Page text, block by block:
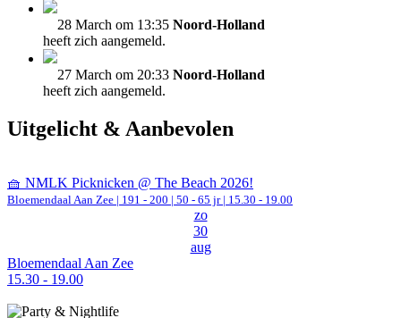
28 March om 13:35 Noord-Holland
heeft zich aangemeld.
27 March om 20:33 Noord-Holland
heeft zich aangemeld.
Uitgelicht & Aanbevolen
🧺 NMLK Picknicken @ The Beach 2026!
Bloemendaal Aan Zee | 191 - 200 | 50 - 65 jr | 15.30 - 19.00
zo
30
aug
Bloemendaal Aan Zee
15.30 - 19.00